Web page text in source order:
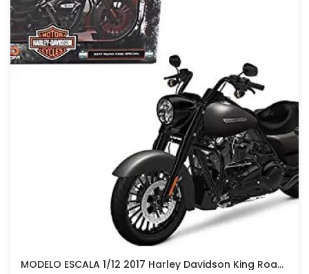
MODELO ESCALA 1/12 2017 Harley Davidson King Road Especial Negro